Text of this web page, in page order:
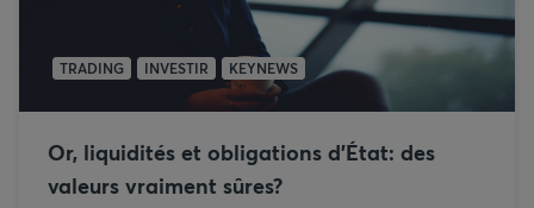
TRADING INVESTIR KEYNEWS
Or, liquidités et obligations d'État: des
valeurs vraiment sûres?